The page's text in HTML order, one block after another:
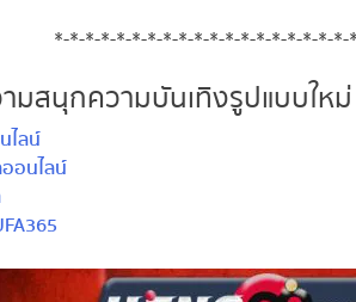
*-*-*-*-*-*-*-*-*-*-*-*-*-*-*-*-*-*-*-
มสนุกความบันเทิงรูปแบบใหม่
ลน์
อนไลน์